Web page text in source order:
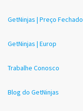
GetNinjas | Preço Fechado
GetNinjas | Europ
Trabalhe Conosco
Blog do GetNinjas